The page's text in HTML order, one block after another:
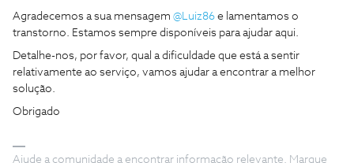
Agradecemos a sua mensagem @Luiz86 e lamentamos o
transtorno. Estamos sempre disponíveis para ajudar aqui.
Detalhe-nos, por favor, qual a dificuldade que está a sentir
relativamente ao serviço, vamos ajudar a encontrar a melhor
solução.
Obrigado
Ajude a comunidade a encontrar informação relevante. Marque